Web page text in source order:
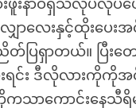
ဖူးနာဝရှိသလိုပဲလုပ်
ာလေးနှင့်ထိုးပေးအ
တ်ပြရှာတယ်။ ပြီးတ
ရင်း ဒီလိုလားကိုကို
ာကောင်းနေသီရိ